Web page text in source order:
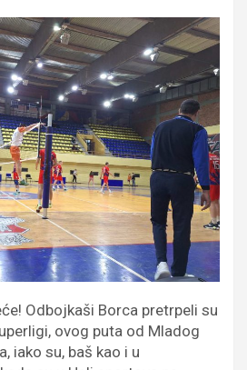
Odbojkaši Borca pretrpeli su
ovog puta od Mladog
iako su, baš kao i u